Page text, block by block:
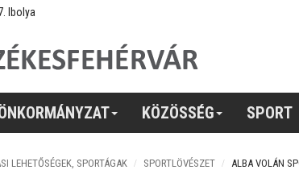
Ibolya
KÖZÖSSÉG SPORT
LEHETŐSÉGEK, SPORTÁGAK SPORTLÖVÉSZET ALBA VOLÁN